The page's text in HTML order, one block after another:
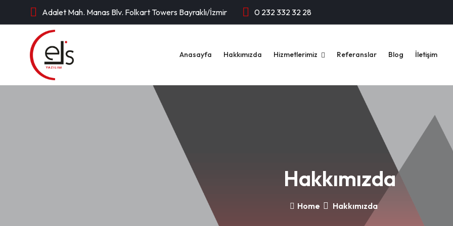
Adalet Mah. Manas Blv. Folkart Towers Bayraklı/İzmir 0 232 332 32 28
Anasayfa Hakkımızda Hizmetlerimiz Referanslar Blog İletişim
Hakkımızda
Home Hakkımızda